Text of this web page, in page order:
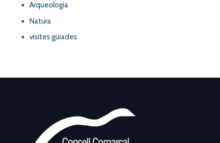
Arqueologia
Natura
visites guiades